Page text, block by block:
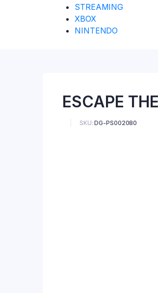
STREAMING
XBOX
NINTENDO
ESCAPE
SKU: DG-PS002080